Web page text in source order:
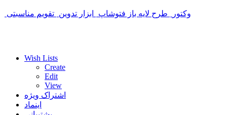
وکتور طرح لایه باز فتوشاپ ابزار تدوین تقویم مناسبتی
Wish Lists
Create
Edit
View
اشتراک ویژه
اینماد